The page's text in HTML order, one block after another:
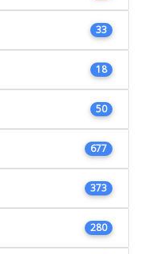
33
18
50
677
373
280